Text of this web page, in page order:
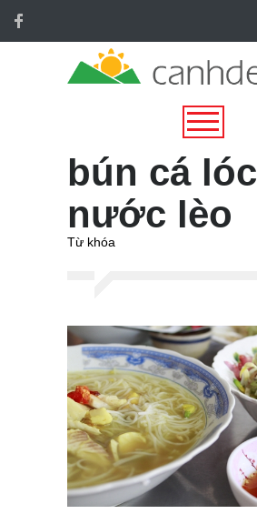
bún cá lóc
nước lèo
Từ khóa